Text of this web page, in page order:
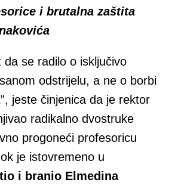
i brutalna zaštita
da se radilo o isključivo
odstrijelu, a ne o borbi
jeste činjenica da je rektor
radikalno dvostruke
progoneći profesoricu
je istovremeno u
i branio Elmedina